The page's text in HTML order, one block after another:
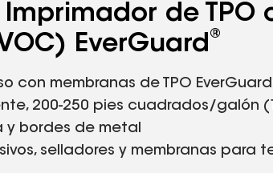
Imprimador de
EverGuard®
con membranas de TPO
200-250 pies cuadrados/galón
bordes de metal
selladores y membranas para